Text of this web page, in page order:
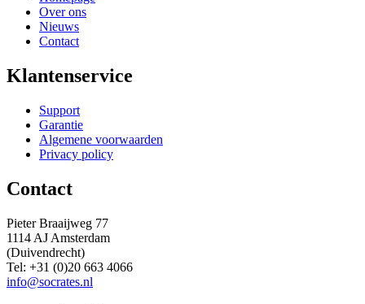
Over ons
Nieuws
Contact
Klantenservice
Support
Garantie
Algemene voorwaarden
Privacy policy
Contact
Pieter Braaijweg 77
1114 AJ Amsterdam
(Duivendrecht)
Tel: +31 (0)20 663 4066
info@socrates.nl